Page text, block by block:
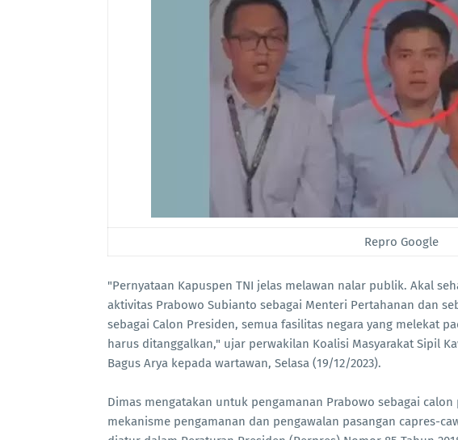
Repro Google
"Pernyataan Kapuspen TNI jelas melawan nalar publik. Akal
aktivitas Prabowo Subianto sebagai Menteri Pertahanan dan
sebagai Calon Presiden, semua fasilitas negara yang melekat
harus ditanggalkan," ujar perwakilan Koalisi Masyarakat Sipil
Bagus Arya kepada wartawan, Selasa (19/12/2023).
Dimas mengatakan untuk pengamanan Prabowo sebagai
mekanisme pengamanan dan pengawalan pasangan capres-